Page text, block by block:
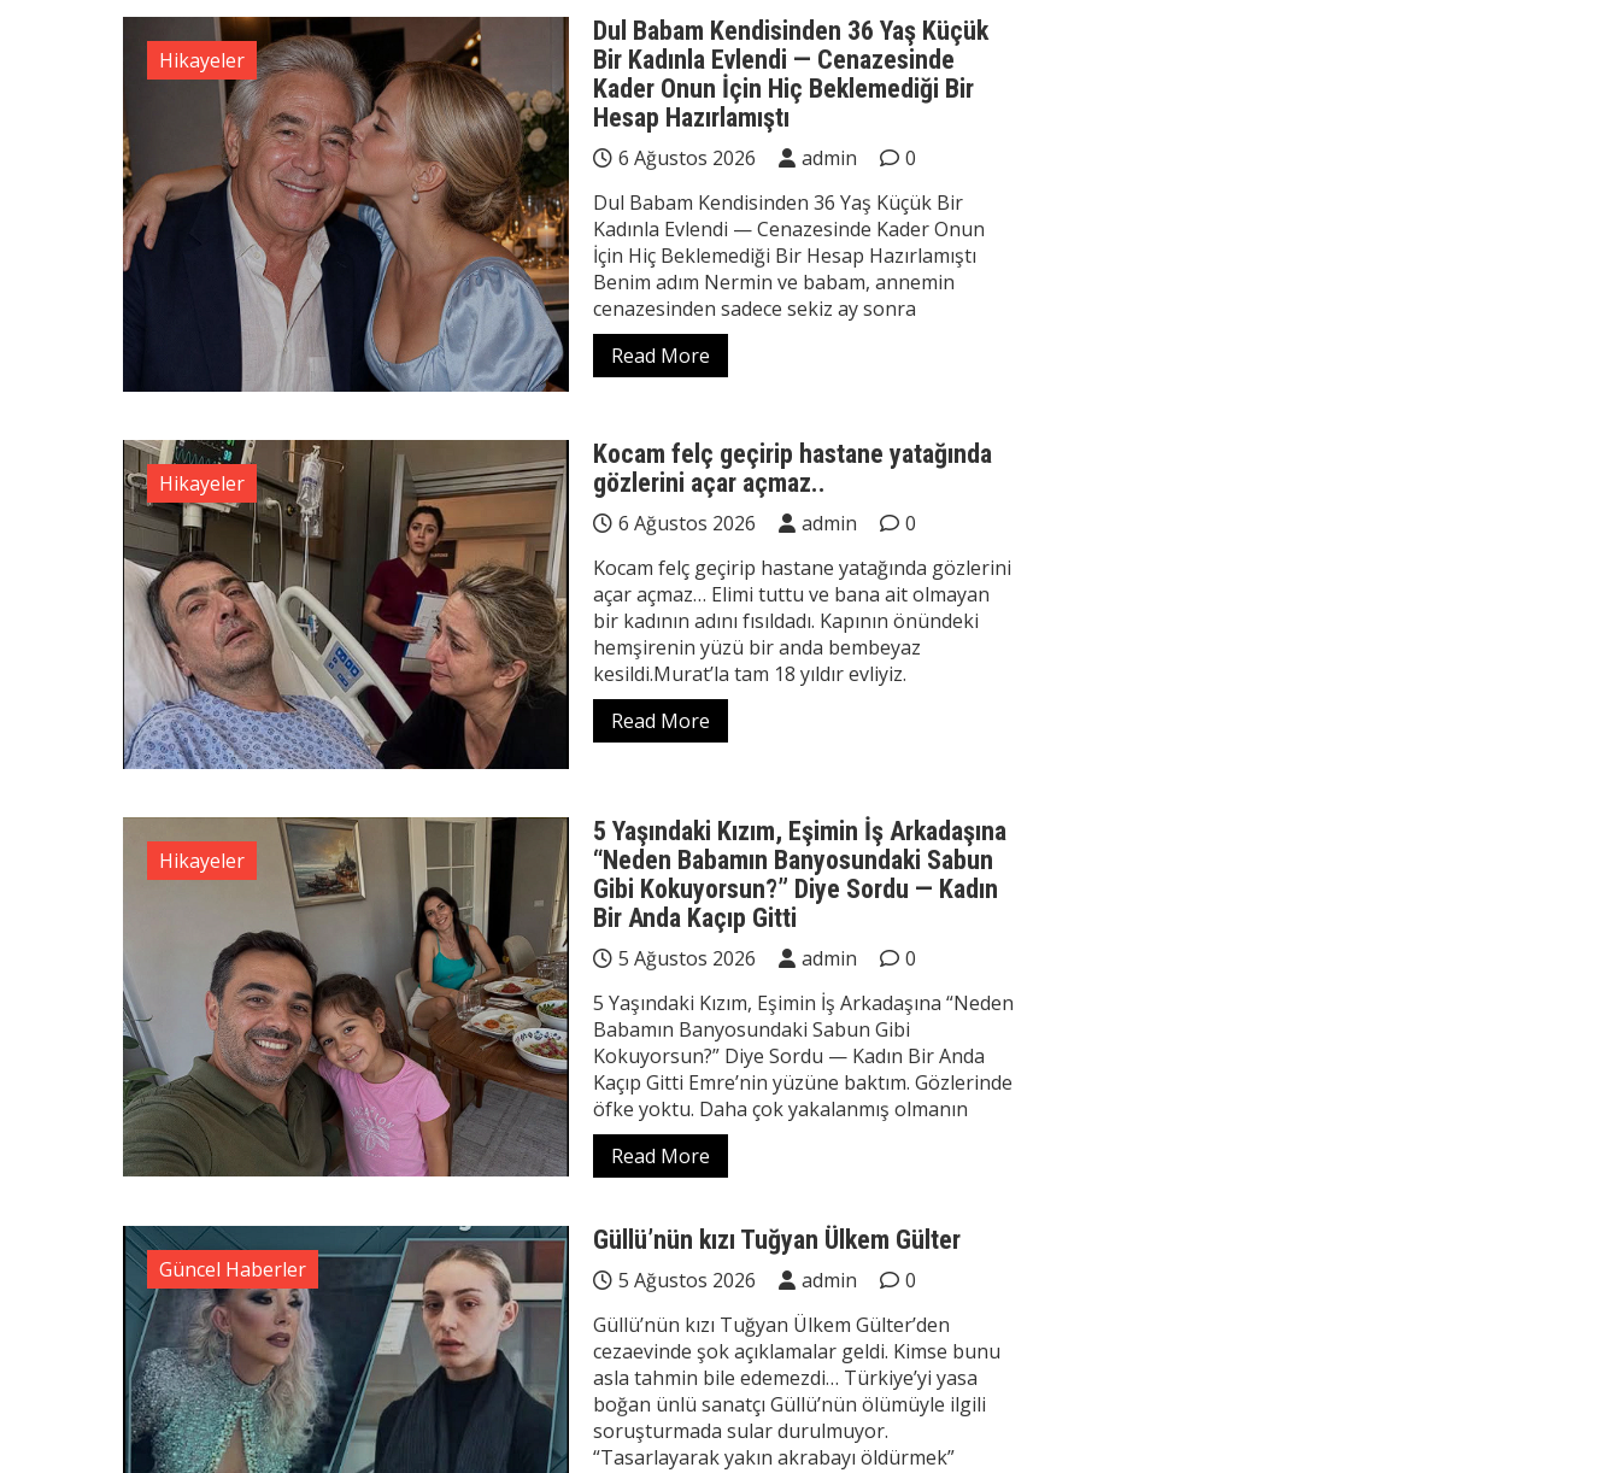
Hikayeler
Dul Babam Kendisinden 36 Yaş Küçük
Bir Kadınla Evlendi — Cenazesinde
Kader Onun İçin Hiç Beklemediği Bir
Hesap Hazırlamıştı
6 Ağustos 2026 admin
0
Dul Babam Kendisinden 36 Yaş Küçük Bir
Kadınla Evlendi — Cenazesinde Kader Onun
İçin Hiç Beklemediği Bir Hesap Hazırlamıştı
Benim adım Nermin ve babam, annemin
cenazesinden sadece sekiz ay sonra
Read More
Hikayeler
Kocam felç geçirip hastane yatağında
gözlerini açar açmaz..
6 Ağustos 2026 admin
0
Kocam felç geçirip hastane yatağında gözlerini
açar açmaz… Elimi tuttu ve bana ait olmayan
bir kadının adını fısıldadı. Kapının önündeki
hemşirenin yüzü bir anda bembeyaz
kesildi.Murat’la tam 18 yıldır evliyiz.
Read More
Hikayeler
5 Yaşındaki Kızım, Eşimin İş Arkadaşına
“Neden Babamın Banyosundaki Sabun
Gibi Kokuyorsun?” Diye Sordu — Kadın
Bir Anda Kaçıp Gitti
5 Ağustos 2026 admin
0
5 Yaşındaki Kızım, Eşimin İş Arkadaşına “Neden
Babamın Banyosundaki Sabun Gibi
Kokuyorsun?” Diye Sordu — Kadın Bir Anda
Kaçıp Gitti Emre’nin yüzüne baktım. Gözlerinde
öfke yoktu. Daha çok yakalanmış olmanın
Read More
Güncel Haberler
Güllü’nün kızı Tuğyan Ülkem Gülter
5 Ağustos 2026 admin
0
Güllü’nün kızı Tuğyan Ülkem Gülter’den
cezaevinde şok açıklamalar geldi. Kimse bunu
asla tahmin bile edemezdi… Türkiye’yi yasa
boğan ünlü sanatçı Güllü’nün ölümüyle ilgili
soruşturmada sular durulmuyor.
“Tasarlayarak yakın akrabayı öldürmek”